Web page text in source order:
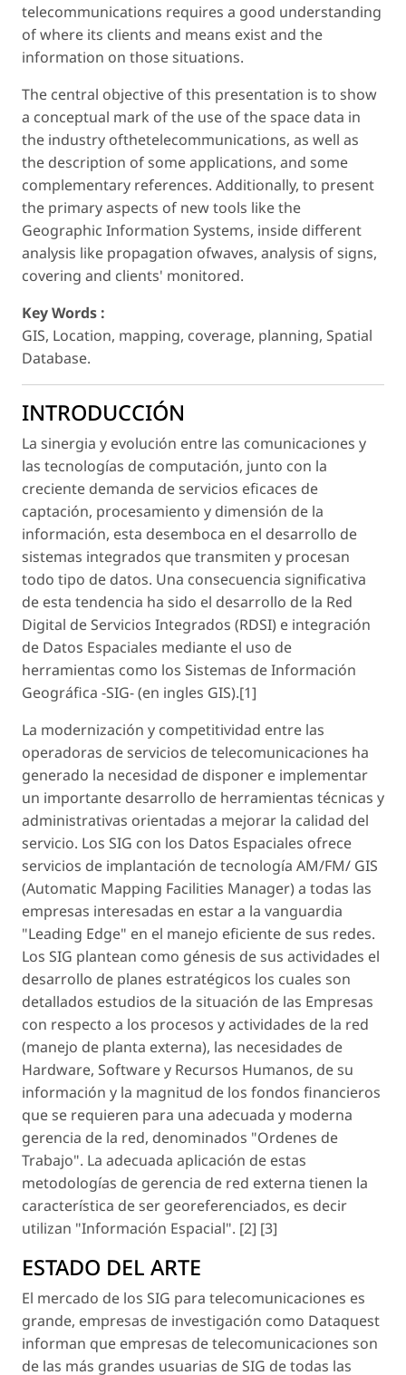
telecommunications requires a good understanding
of where its clients and means exist and the
information on those situations.
The central objective of this presentation is to show
a conceptual mark of the use of the space data in
the industry ofthetelecommunications, as well as
the description of some applications, and some
complementary references. Additionally, to present
the primary aspects of new tools like the
Geographic Information Systems, inside different
analysis like propagation ofwaves, analysis of signs,
covering and clients' monitored.
Key Words :
GIS, Location, mapping, coverage, planning, Spatial
Database.
INTRODUCCIÓN
La sinergia y evolución entre las comunicaciones y
las tecnologías de computación, junto con la
creciente demanda de servicios eficaces de
captación, procesamiento y dimensión de la
información, esta desemboca en el desarrollo de
sistemas integrados que transmiten y procesan
todo tipo de datos. Una consecuencia significativa
de esta tendencia ha sido el desarrollo de la Red
Digital de Servicios Integrados (RDSI) e integración
de Datos Espaciales mediante el uso de
herramientas como los Sistemas de Información
Geográfica -SIG- (en ingles GIS).[1]
La modernización y competitividad entre las
operadoras de servicios de telecomunicaciones ha
generado la necesidad de disponer e implementar
un importante desarrollo de herramientas técnicas y
administrativas orientadas a mejorar la calidad del
servicio. Los SIG con los Datos Espaciales ofrece
servicios de implantación de tecnología AM/FM/ GIS
(Automatic Mapping Facilities Manager) a todas las
empresas interesadas en estar a la vanguardia
"Leading Edge" en el manejo eficiente de sus redes.
Los SIG plantean como génesis de sus actividades el
desarrollo de planes estratégicos los cuales son
detallados estudios de la situación de las Empresas
con respecto a los procesos y actividades de la red
(manejo de planta externa), las necesidades de
Hardware, Software y Recursos Humanos, de su
información y la magnitud de los fondos financieros
que se requieren para una adecuada y moderna
gerencia de la red, denominados "Ordenes de
Trabajo". La adecuada aplicación de estas
metodologías de gerencia de red externa tienen la
característica de ser georeferenciados, es decir
utilizan "Información Espacial". [2] [3]
ESTADO DEL ARTE
El mercado de los SIG para telecomunicaciones es
grande, empresas de investigación como Dataquest
informan que empresas de telecomunicaciones son
de las más grandes usuarias de SIG de todas las